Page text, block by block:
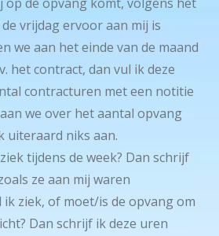
vrijdag ervoor aan mij is
we aan het einde van de maand
het contract, dan vul ik deze
contracturen met een notitie
we over het aantal opvang
uiteraard niks aan.
tijdens de week? Dan schrijf
ze aan mij waren
ziek, of moet/is de opvang om
Dan schrijf ik deze uren